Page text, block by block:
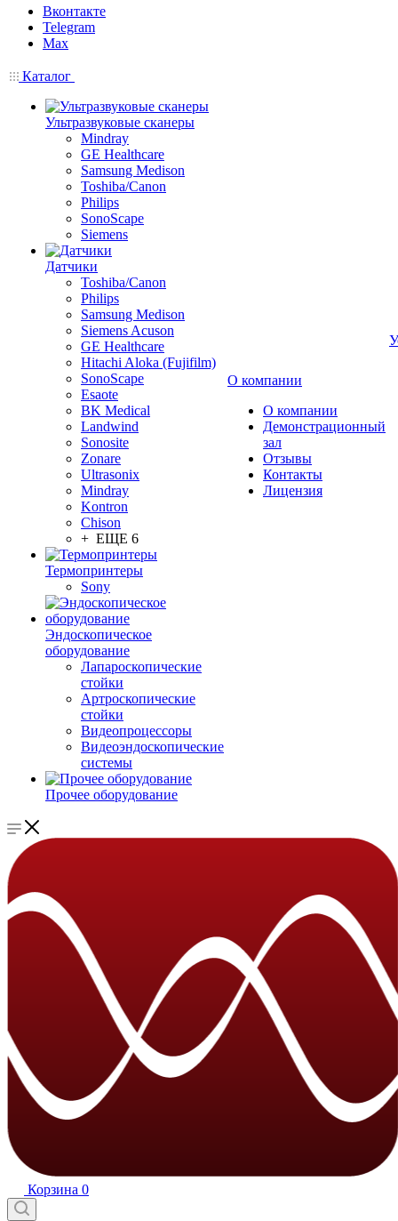
Вконтакте
Telegram
Max
Каталог
Ультразвуковые сканеры
Mindray
GE Healthcare
Samsung Medison
Toshiba/Canon
Philips
SonoScape
Siemens
Датчики
Toshiba/Canon
Philips
Samsung Medison
Siemens Acuson
GE Healthcare
Hitachi Aloka (Fujifilm)
SonoScape
Esaote
BK Medical
Landwind
Sonosite
Zonare
Ultrasonix
Mindray
Kontron
Chison
+ ЕЩЕ 6
Термопринтеры
Sony
Эндоскопическое
оборудование
Лапароскопические
стойки
Артроскопические
стойки
Видеопроцессоры
Видеоэндоскопические
системы
Прочее оборудование
О компании
О компании
Демонстрационный
зал
Отзывы
Контакты
Лицензия
Корзина 0